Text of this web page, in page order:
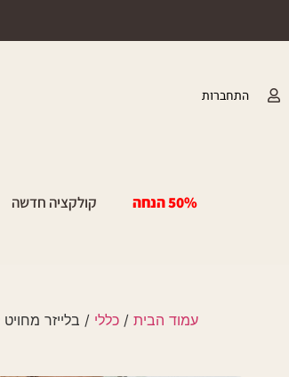
התחברות
50% הנחה קולקציה חדשה
עמוד הבית / כללי / בלייזר מחויט